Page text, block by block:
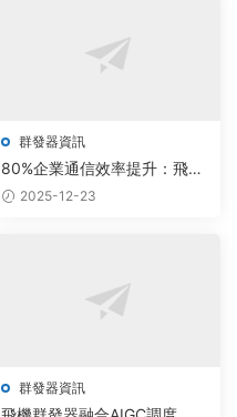
群發器資訊
80%企業通信效率提升：飛機
協議助手免費版以智能調度驅
2025-12-23
群發器資訊